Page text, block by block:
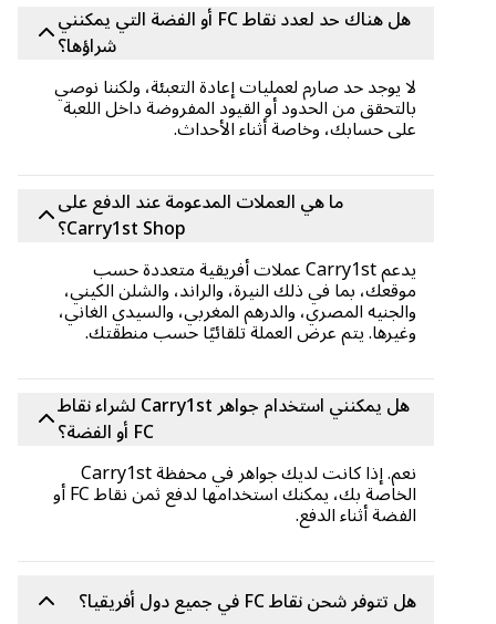
هل هناك حد لعدد نقاط FC أو الفضة التي يمكنني
شراؤها؟
لا يوجد حد صارم لعمليات إعادة التعبئة، ولكننا نوصي
بالتحقق من الحدود أو القيود المفروضة داخل اللعبة
على حسابك، وخاصة أثناء الأحداث.
ما هي العملات المدعومة عند الدفع على
Carry1st Shop؟
يدعم Carry1st عملات أفريقية متعددة حسب
موقعك، بما في ذلك النيرة، والراند، والشلن الكيني،
والجنيه المصري، والدرهم المغربي، والسيدي الغاني،
وغيرها. يتم عرض العملة تلقائيًا حسب منطقتك.
هل يمكنني استخدام جواهر Carry1st لشراء نقاط
نعم. إذا كانت لديك جواهر في محفظة Carry1st
الخاصة بك، يمكنك استخدامها لدفع ثمن نقاط FC أو
الفضة أثناء الدفع.
هل تتوفر شحن نقاط FC في جميع دول أفريقيا؟